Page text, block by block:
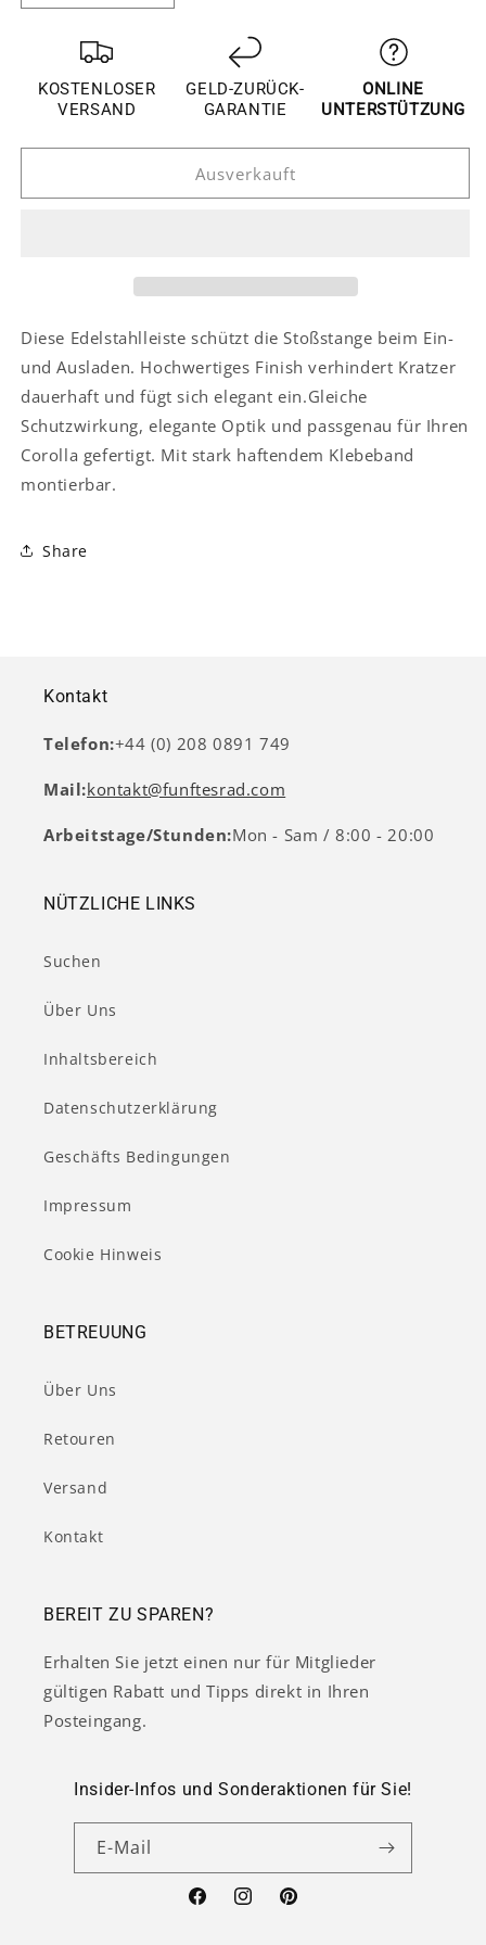
die
Menge
Toyota
Corolla
Edelstahl
Ladekantenschutz
Abkantung
die
Toyota
Corolla
Edelstahl
Ladekantenschutz
Abkantung
KOSTENLOSER
VERSAND
GELD-ZURÜCK-
GARANTIE
ONLINE
UNTERSTÜTZUNG
Ausverkauft
Diese Edelstahlleiste schützt die Stoßstange beim Ein-
und Ausladen. Hochwertiges Finish verhindert Kratzer
dauerhaft und fügt sich elegant ein.Gleiche
Schutzwirkung, elegante Optik und passgenau für Ihren
Corolla gefertigt. Mit stark haftendem Klebeband
montierbar.
Share
Kontakt
Telefon:+44 (0) 208 0891 749
Mail:kontakt@funftesrad.com
Arbeitstage/Stunden:Mon - Sam / 8:00 - 20:00
NÜTZLICHE LINKS
Suchen
Über Uns
Inhaltsbereich
Datenschutzerklärung
Geschäfts Bedingungen
Impressum
Cookie Hinweis
BETREUUNG
Über Uns
Retouren
Versand
Kontakt
BEREIT ZU SPAREN?
Erhalten Sie jetzt einen nur für Mitglieder
gültigen Rabatt und Tipps direkt in Ihren
Posteingang.
Insider-Infos und Sonderaktionen für Sie!
E-Mail
FacebookInstagramPinterest